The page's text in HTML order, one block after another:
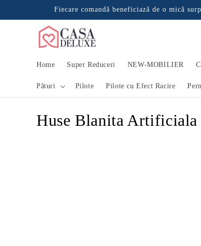
Fiecare comandă beneficiază de o mică
Home Super Reduceri NEW-MOBILIER
Pături Pilote Pilote cu Efect Racire
C
Huse Blanita Artificiala